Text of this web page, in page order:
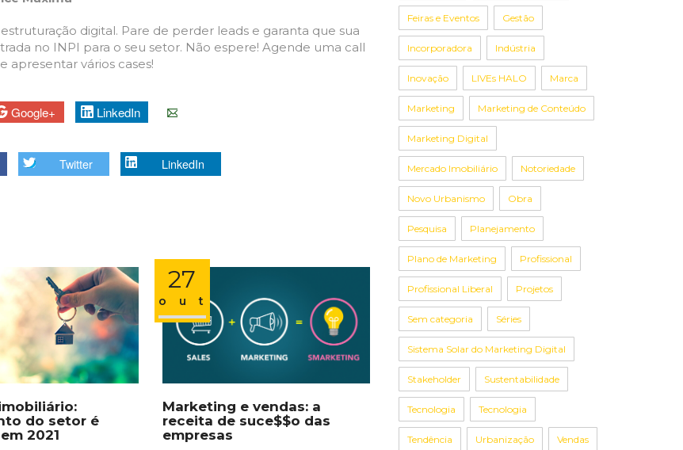
digital. Pare de perder leads e garanta que sua
no INPI para o seu setor. Não espere! Agende uma call
apresentar vários cases!
Google+ LinkedIn
Twitter LinkedIn
do setor é
2021
27
out
Marketing e vendas: a
receita de suce$$o das
empresas
Feiras e Eventos Gestão
Incorporadora Indústria
Inovação LIVEs HALO Marca
Marketing Marketing de Conteúdo
Marketing Digital
Mercado Imobiliário Notoriedade
Novo Urbanismo Obra
Pesquisa Planejamento
Plano de Marketing Profissional
Profissional Liberal Projetos
Sem categoria Séries
Sistema Solar do Marketing Digital
Stakeholder Sustentabilidade
Tecnologia Tecnologia
Tendência Urbanização Vendas